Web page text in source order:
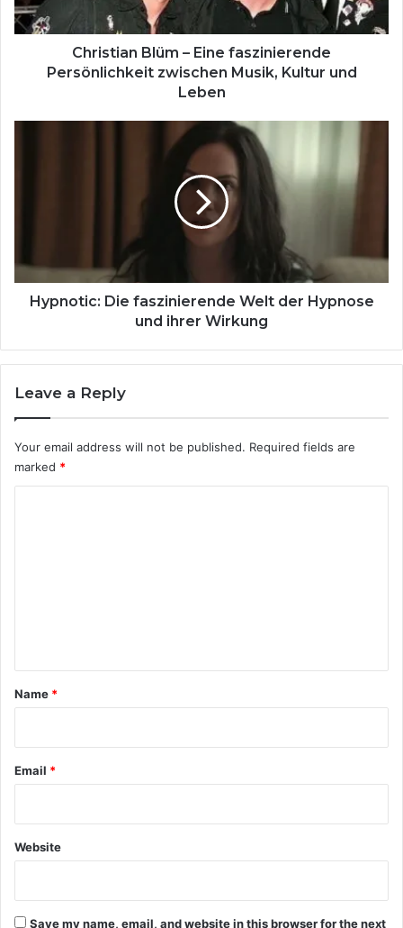
Musik,
Kultur
Leben
Christian Blüm – Eine faszinierende
Persönlichkeit zwischen Musik, Kultur und
Leben
ihrer
Wirkung
Hypnotic: Die faszinierende Welt der Hypnose
und ihrer Wirkung
Leave a Reply
Your email address will not be published. Required fields are
marked *
*
Name *
Email *
Website
Save my name, email, and website in this browser for the next